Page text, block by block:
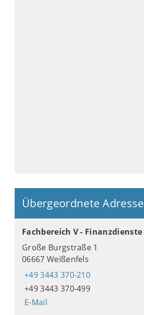
Übergeordnete Adresse
Fachbereich V - Finanzdienste
Große Burgstraße 1
06667 Weißenfels
+49 3443 370-210
+49 3443 370-499
E-Mail